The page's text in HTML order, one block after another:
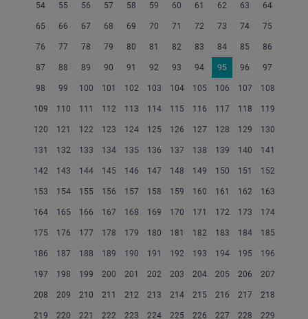
54 55 56 57 58 59 60 61 62 63 64
65 66 67 68 69 70 71 72 73 74 75
76 77 78 79 80 81 82 83 84 85 86
87 88 89 90 91 92 93 94 95 96 97
98 99 100 101 102 103 104 105 106 107 108
109 110 111 112 113 114 115 116 117 118 119
120 121 122 123 124 125 126 127 128 129 130
131 132 133 134 135 136 137 138 139 140 141
142 143 144 145 146 147 148 149 150 151 152
153 154 155 156 157 158 159 160 161 162 163
164 165 166 167 168 169 170 171 172 173 174
175 176 177 178 179 180 181 182 183 184 185
186 187 188 189 190 191 192 193 194 195 196
197 198 199 200 201 202 203 204 205 206 207
208 209 210 211 212 213 214 215 216 217 218
219 220 221 222 223 224 225 226 227 228 229